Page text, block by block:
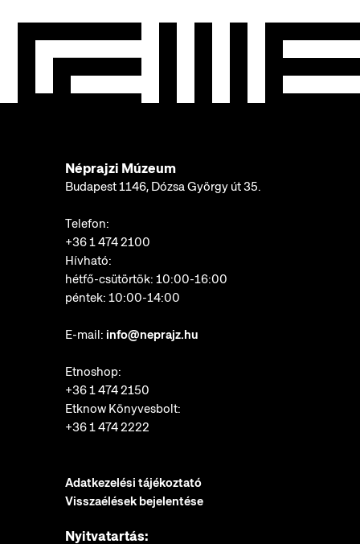
Néprajzi Múzeum
Budapest 1146, Dózsa György út 35.
Telefon:
+36 1 474 2100
Hívható:
hétfő-csütörtök: 10:00-16:00
péntek: 10:00-14:00
E-mail: info@neprajz.hu
Etnoshop:
+36 1 474 2150
Etknow Könyvesbolt:
+36 1 474 2222
Adatkezelési tájékoztató
Visszaélések bejelentése
Nyitvatartás: